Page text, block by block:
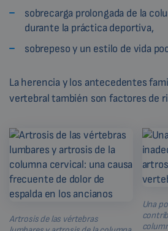
sobrecarga prolongada de la
durante la práctica deportiva,
sobrepeso y un estilo de vida
La herencia y los antecedentes
vertebral también son factores de
Artrosis de las vértebras
Una